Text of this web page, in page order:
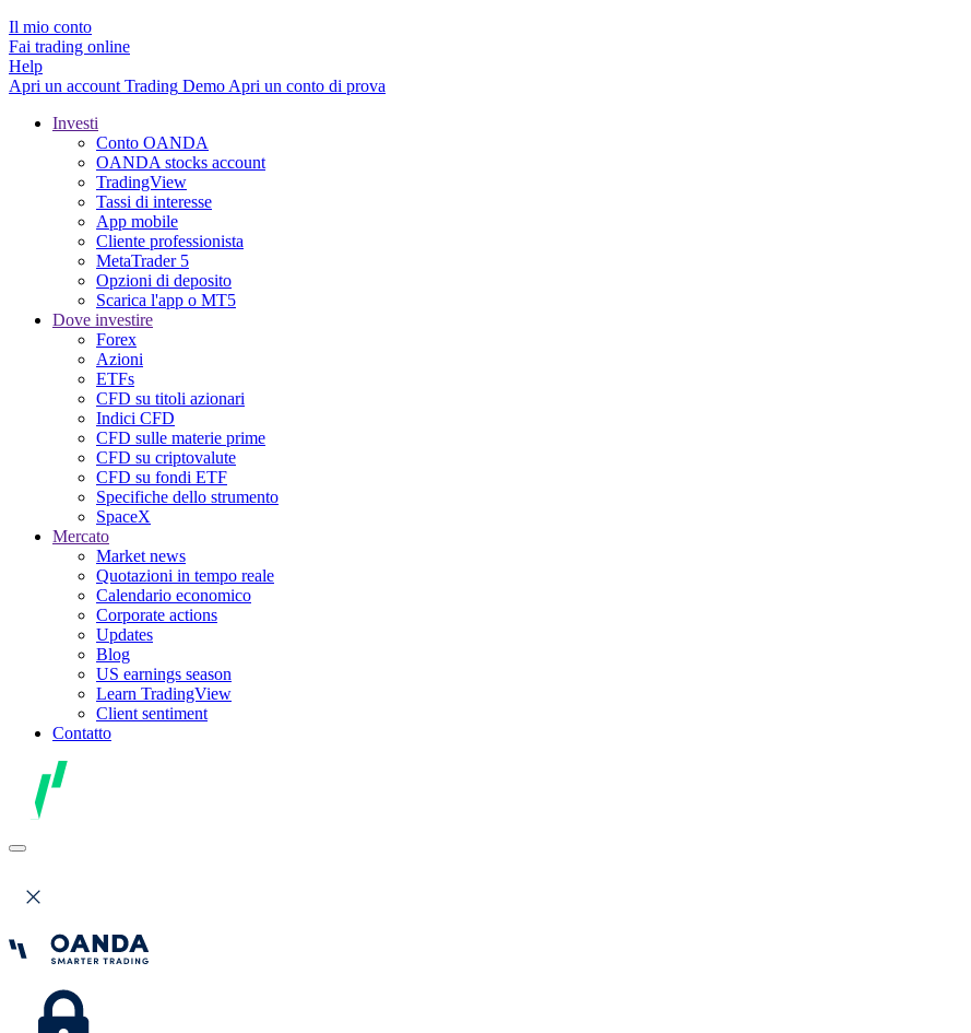
Il mio conto
Fai trading online
Help
Apri un account Trading Demo Apri un conto di prova
Investi
Conto OANDA
OANDA stocks account
TradingView
Tassi di interesse
App mobile
Cliente professionista
MetaTrader 5
Opzioni di deposito
Scarica l'app o MT5
Dove investire
Forex
Azioni
ETFs
CFD su titoli azionari
Indici CFD
CFD sulle materie prime
CFD su criptovalute
CFD su fondi ETF
Specifiche dello strumento
SpaceX
Mercato
Market news
Quotazioni in tempo reale
Calendario economico
Corporate actions
Updates
Blog
US earnings season
Learn TradingView
Client sentiment
Contatto